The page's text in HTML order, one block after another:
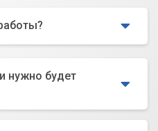
нужно будет